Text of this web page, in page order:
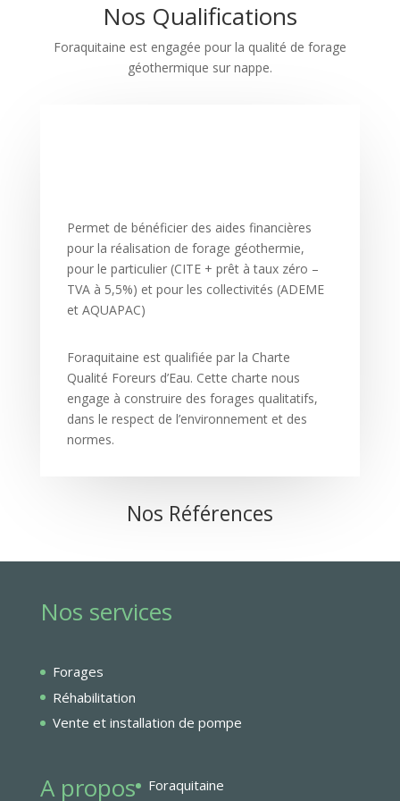
Nos Qualifications
Foraquitaine est engagée pour la qualité de forage
géothermique sur nappe.
Permet de bénéficier des aides financières
pour la réalisation de forage géothermie,
pour le particulier (CITE + prêt à taux zéro –
TVA à 5,5%) et pour les collectivités (ADEME
et AQUAPAC)
Foraquitaine est qualifiée par la Charte
Qualité Foreurs d’Eau. Cette charte nous
engage à construire des forages qualitatifs,
dans le respect de l’environnement et des
normes.
Nos Références
Nos services
Forages
Réhabilitation
Vente et installation de pompe
A propos Foraquitaine